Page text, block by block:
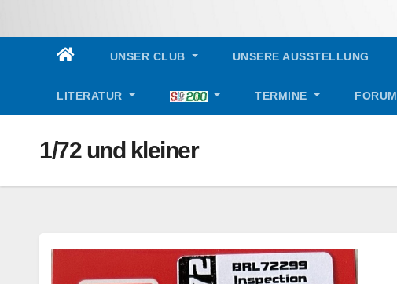
UNSER CLUB UNSERE AUSSTELLUNG
LITERATUR TERMINE FORUM
1/72 und kleiner